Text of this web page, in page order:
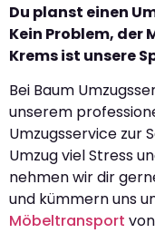
Du planst einen
Kein Problem, der
Krems ist unsere
Bei Baum
unserem
Umzugsservice zur
Umzug viel Stress
nehmen wir dir
und kümmern uns
Möbeltransport